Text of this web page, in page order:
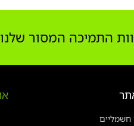
המסור שלנו בטלפון
חשמליים